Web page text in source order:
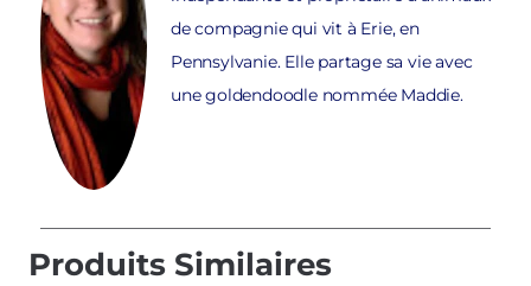
de compagnie qui vit à Erie, en
Pennsylvanie. Elle partage sa vie avec
une goldendoodle nommée Maddie.
Produits Similaires